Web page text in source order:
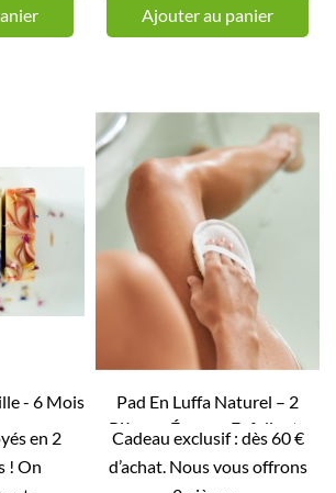
Ajouter au panier
- 6 Mois
en 2
! On
APERÇU RAPIDE
Pad En Luffa Naturel – 2
Pièces - Éponge Exfoliante
Cadeau exclusif : dès 60 €
d’achat. Nous vous offrons